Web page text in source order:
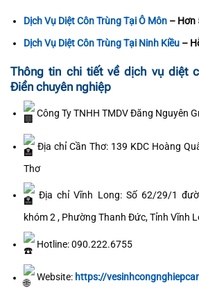
Dịch Vụ Diệt Côn Trùng Tại Ô Môn– Hơn
Dịch Vụ Diệt Côn Trùng Tại Ninh Kiều–
Thông tin chi tiết về dịch vụ diệt
Điền chuyên nghiệp
Công Ty TNHH TMDV Đăng Nguyên
Địa chỉ Cần Thơ: 139 KDC Hoàng
Thơ
Địa chỉ Vĩnh Long: Số 62/29/1
khóm 2 , Phường Thanh Đức, Tỉnh Vĩnh
Hotline: 090.222.6755
Website: https://